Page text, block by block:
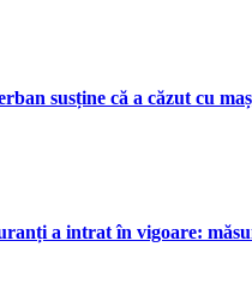
susține că a căzut cu
a intrat în vigoare: